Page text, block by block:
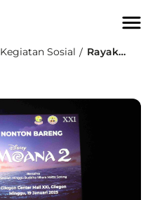
Kegiatan Sosial Rayakan Imlek 2025, Cinema XXI Gelar Nobar “Moana 2” Bersama Sekolah Minggu Buddha